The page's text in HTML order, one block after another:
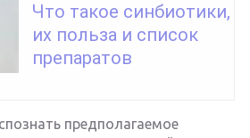
Что такое синбиотики,
их польза и список
препаратов
предполагаемое